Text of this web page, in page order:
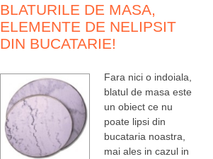
BLATURILE DE MASA,
ELEMENTE DE NELIPSIT
DIN BUCATARIE!
Fara nici o indoiala,
blatul de masa este
un obiect ce nu
poate lipsi din
bucataria noastra,
mai ales in cazul in